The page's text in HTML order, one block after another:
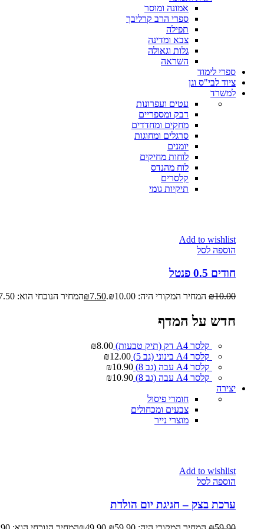
אמונה ומוסר
ספרי הרב קרליבך
תפילה
צבא ומדינה
גלות וגאולה
השראה
ספרי לימוד
ציוד לבי"ס וגן
למשרד
עטים ועפרונות
דבק ומספריים
מחקים ומחדדים
סרגלים ומחוגות
יומנים
לוחות מחיקים
לוח מהנדס
קלסרים
תיקיות גומי
Add to wishlist
הוספה לסל
חודים 0.5 פנטל
₪10.00 המחיר המקורי היה: ₪10.00. ₪7.50 המחיר הנוכחי הוא: ₪7.50.
חדש על המדף
קלסר A4 דק (תיק טבעות) ₪8.00
קלסר A4 בינוני (גב 5)
₪12.00
קלסר A4 עבה (גב 8)
₪10.90
קלסר A4 עבה (גב 8)
₪10.90
יצירה
חומרי פיסול
צבעים ומכחולים
מוצרי נייר
Add to wishlist
הוספה לסל
ערכת בצק – חגיגת יום הולדת